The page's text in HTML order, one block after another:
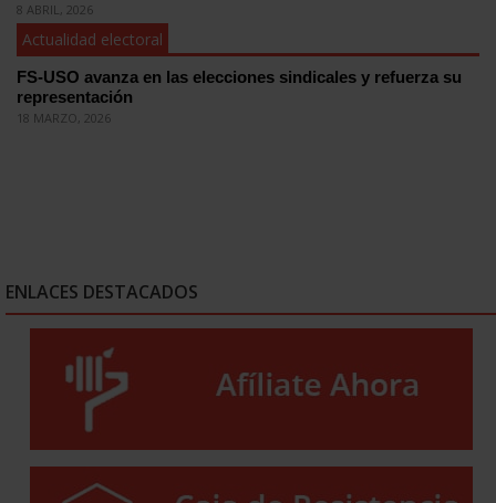
8 ABRIL, 2026
Actualidad electoral
FS-USO avanza en las elecciones sindicales y refuerza su
representación
18 MARZO, 2026
ENLACES DESTACADOS